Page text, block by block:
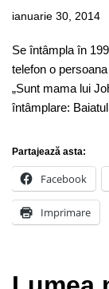
ianuarie 30, 2014
Se întâmpla în
telefon o
„Sunt mama lui
întâmplare:
Partajează asta:
Facebook
Imprimare